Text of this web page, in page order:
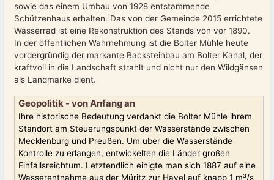
sowie das einem Umbau von 1928 entstammende
Schützenhaus erhalten. Das von der Gemeinde 2015 errichtete
Wasserrad ist eine Rekonstruktion des Stands von vor 1890.
In der öffentlichen Wahrnehmung ist die Bolter Mühle heute
vordergründig der markante Backsteinbau am Bolter Kanal, der
kraftvoll in die Landschaft strahlt und nicht nur den Wildgänsen
als Landmarke dient.
Geopolitik - von Anfang an
Ihre historische Bedeutung verdankt die Bolter Mühle ihrem
Standort am Steuerungspunkt der Wasserstände zwischen
Mecklenburg und Preußen. Um über die Wasserstände
Kontrolle zu erlangen, entwickelten die Länder großen
Einfallsreichtum. Letztendlich einigte man sich 1887 auf eine
Wasserentnahme aus der Müritz zur Havel auf knapp 1 m³/s